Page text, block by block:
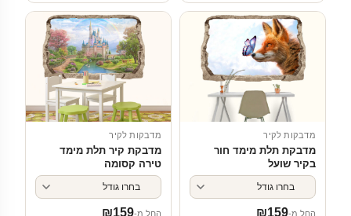
מדבקות לקיר
מדבקת תלת מימד חור
בקיר שועל
החל מ- ₪159
מדבקות לקיר
מדבקת קיר תלת מימד
טירה קסומה
החל מ- ₪159